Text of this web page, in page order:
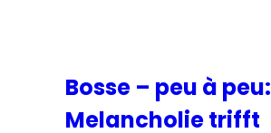
Bosse – peu à peu:
Melancholie trifft